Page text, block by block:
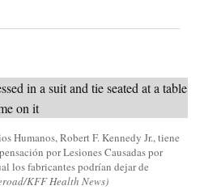
Humanos, Robert F. Kennedy Jr., tiene
por Lesiones Causadas por
los fabricantes podrían dejar de
KFF Health News)